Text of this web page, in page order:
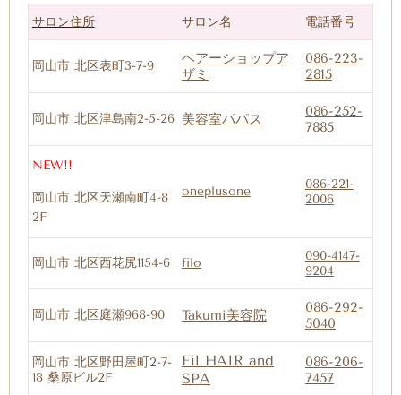
サロン住所 サロン名 電話番号
岡山市 北区表町3-7-9
ヘアーショップア
ザミ
086-223-
2815
岡山市 北区津島南2-5-26 美容室パパス
086-252-
7885
NEW!!
岡山市 北区天瀬南町4-8
2F
oneplusone
086-221-
2006
岡山市 北区西花尻1154-6 filo
090-4147-
9204
岡山市 北区庭瀬968-90 Takumi美容院
086-292-
5040
岡山市 北区野田屋町2-7-
18 桑原ビル2F
Fil HAIR and
SPA​
086-206-
7457